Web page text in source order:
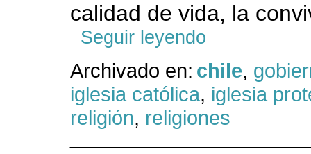
calidad de vida, la
Seguir leyendo
Archivado en: chile,
iglesia católica, iglesia
religión, religiones